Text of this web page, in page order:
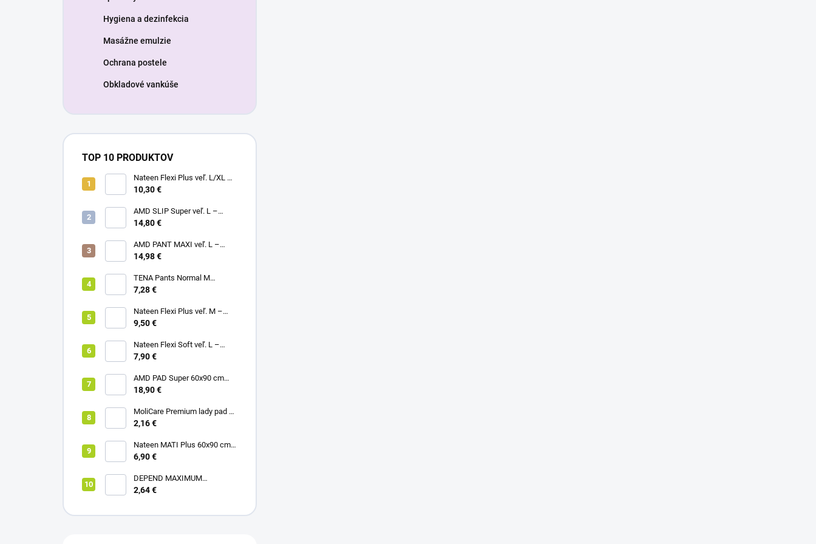
Hygiena a dezinfekcia
Masážne emulzie
Ochrana postele
Obkladové vankúše
TOP 10 PRODUKTOV
Nateen Flexi Plus veľ. L/XL –
nohavičky plienkové (10ks)
10,30 €
AMD SLIP Super veľ. L –
14,80 €
AMD PANT MAXI veľ. L –
14,98 €
TENA Pants Normal M
naťahovacie inkontinenčné
7,28 €
Nateen Flexi Plus veľ. M –
nohavičky plienkové (10ks)
9,50 €
Nateen Flexi Soft veľ. L –
nohavičky plienkové (10ks)
7,90 €
AMD PAD Super 60x90 cm
podložka pod pacienta (30ks)
18,90 €
MoliCare Premium lady pad 3
kvapky inkontinenčné vložky
2,16 €
Nateen MATI Plus 60x90 cm
podložka pod pacienta (10ks)
6,90 €
DEPEND MAXIMUM
inkontinenčné vložky pre ženy,
6ks
2,64 €